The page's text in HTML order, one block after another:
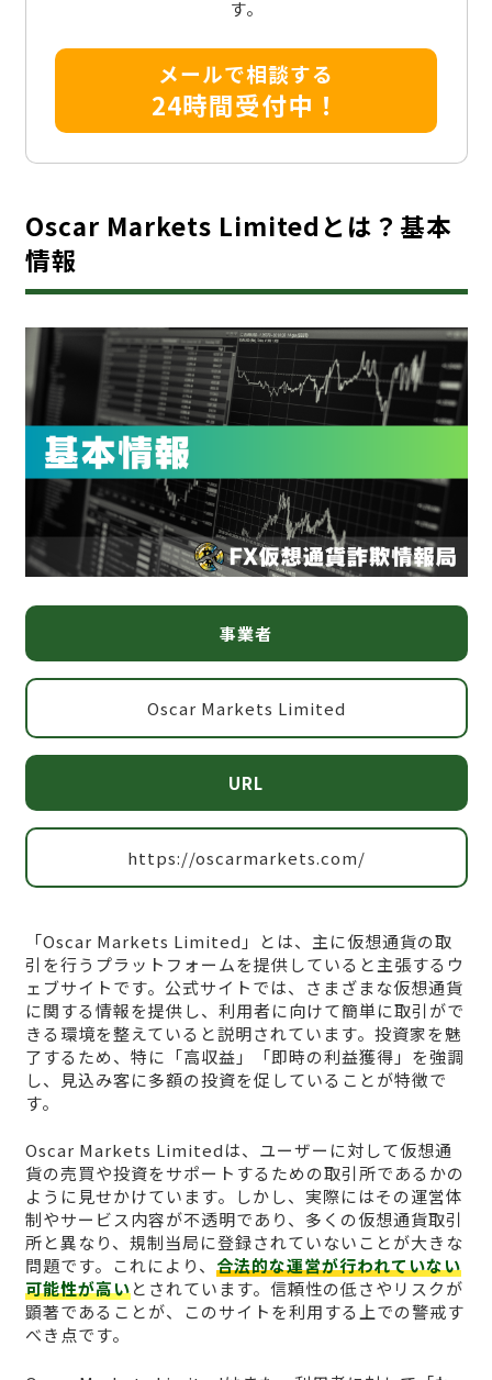
す。
メールで相談する
24時間受付中！
Oscar Markets Limitedとは？基本
情報
事業者
Oscar Markets Limited
URL
https://oscarmarkets.com/
「Oscar Markets Limited」とは、主に仮想通貨の取
引を行うプラットフォームを提供していると主張するウ
ェブサイトです。公式サイトでは、さまざまな仮想通貨
に関する情報を提供し、利用者に向けて簡単に取引がで
きる環境を整えていると説明されています。投資家を魅
了するため、特に「高収益」「即時の利益獲得」を強調
し、見込み客に多額の投資を促していることが特徴で
す。
Oscar Markets Limitedは、ユーザーに対して仮想通
貨の売買や投資をサポートするための取引所であるかの
ように見せかけています。しかし、実際にはその運営体
制やサービス内容が不透明であり、多くの仮想通貨取引
所と異なり、規制当局に登録されていないことが大きな
問題です。これにより、 合法的な運営が行われていない
可能性が高いとされています。信頼性の低さやリスクが
顕著であることが、このサイトを利用する上での警戒す
べき点です。